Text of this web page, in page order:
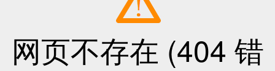
网页不存在 (404 错